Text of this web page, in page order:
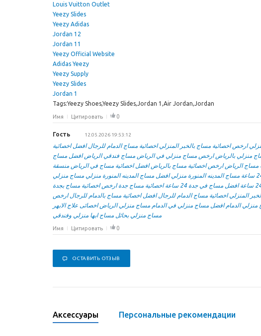
Louis Vuitton Outlet
Yeezy Slides
Yeezy Adidas
Jordan 12
Jordan 11
Yeezy Official Website
Adidas Yeezy
Yeezy Supply
Yeezy Slides
Jordan 1
Tags:Yeezy Shoes,Yeezy Slides,Jordan 1,Air Jordan,Jordan
Имя Цитировать 0
Гость 12.05.2026 19:53:12
ارخص اخصائية مساج بالخبر المنزلي اخصائية مساج الدمام للرجال افضل اخصائية
منزلي بالرياض ارخص مساج منزلي في الرياض مساج فندقي الرياض افضل مساج
مساج الرياض ارخص اخصائية مساج بالرياض افضل اخصائية مساج في الرياض منسقة
مساج المدينه المنورة منزلي افضل مساج المدينه المنورة منزلي مساج منزلي
افضل مساج في جدة 24 ساعة اخصائية مساج جدة ارخص اخصائية مساج بجدة
المنزلي اخصائية مساج الدمام للرجال افضل اخصائية مساج بالدمام للرجال ارخص
الدمام افضل مساج منزلي في الدمام مساج منزلي الرياض اخصائى علاج الابهر
مساج منزلي بحائل مساج ابها منزلي وفندقي
Имя Цитировать 0
ОСТАВИТЬ ОТЗЫВ
Аксессуары Персональные рекомендации